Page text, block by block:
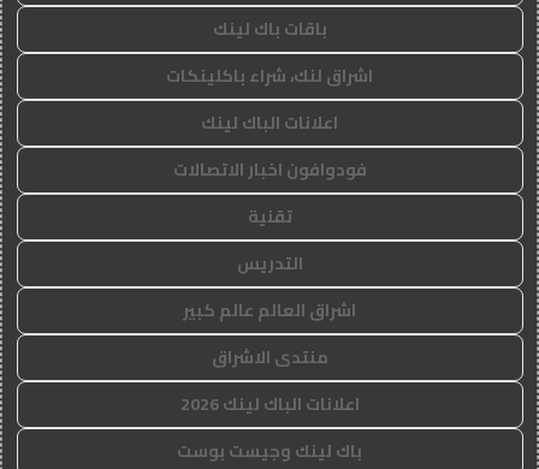
باقات باك لينك
اشراق لنك، شراء باكلينكات
اعلانات الباك لينك
فودوافون اخبار الاتصالات
تقنية
التدريس
اشراق العالم عالم كبير
منتدى الاشراق
اعلانات الباك لينك 2026
باك لينك وجيست بوست